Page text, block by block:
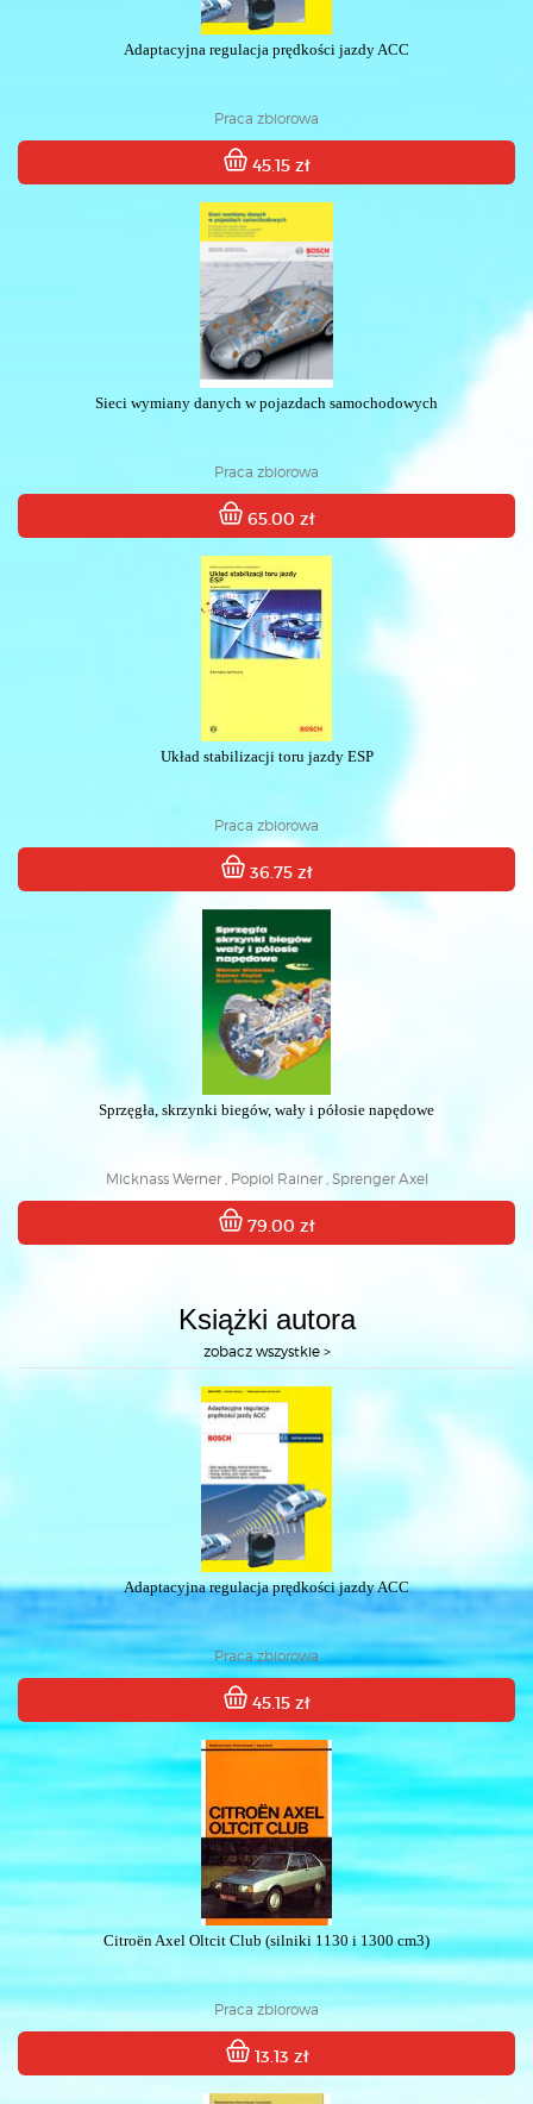
Adaptacyjna regulacja prędkości jazdy ACC
Praca zbiorowa
45.15 zł
Sieci wymiany danych w pojazdach samochodowych
Praca zbiorowa
65.00 zł
Układ stabilizacji toru jazdy ESP
Praca zbiorowa
36.75 zł
Sprzęgła, skrzynki biegów, wały i półosie napędowe
Micknass Werner , Popiol Rainer , Sprenger Axel
79.00 zł
Książki autora
zobacz wszystkie >
Adaptacyjna regulacja prędkości jazdy ACC
Praca zbiorowa
45.15 zł
Citroën Axel Oltcit Club (silniki 1130 i 1300 cm3)
Praca zbiorowa
13.13 zł